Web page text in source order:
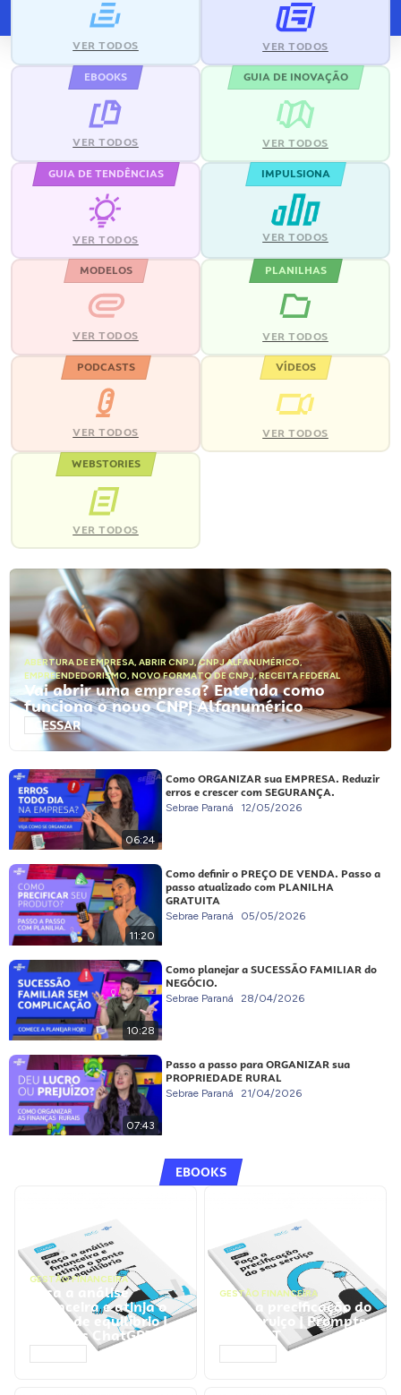
VER TODOS VER TODOS
EBOOKS
VER TODOS
GUIA DE INOVAÇÃO
VER TODOS
GUIA DE TENDÊNCIAS
VER TODOS
IMPULSIONA
VER TODOS
MODELOS
VER TODOS
PLANILHAS
VER TODOS
PODCASTS
VER TODOS
VÍDEOS
VER TODOS
WEBSTORIES
VER TODOS
ABERTURA DE EMPRESA, ABRIR CNPJ,CNPJ ALFANUMÉRICO,
EMPREENDEDORISMO, NOVO FORMATO DE CNPJ,RECEITA FEDERAL
Vai abrir uma empresa? Entenda como
funciona o novo CNPJ Alfanumérico
ACESSAR
06:24
Como ORGANIZAR sua EMPRESA. Reduzir
erros e crescer com SEGURANÇA.
Sebrae Paraná 12/05/2026
11:20
Como definir o PREÇO DE VENDA. Passo a
passo atualizado com PLANILHA
GRATUITA
Sebrae Paraná 05/05/2026
10:28
Como planejar a SUCESSÃO FAMILIAR do
NEGÓCIO.
Sebrae Paraná 28/04/2026
07:43
Passo a passo para ORGANIZAR sua
PROPRIEDADE RURAL
Sebrae Paraná 21/04/2026
EBOOKS
GESTÃO FINANCEIRA
Faça a análise
financeira e atinja o
ponto de equilíbrio |
Prompts ChatGPT
GESTÃO FINANCEIRA
Faça a precificação do
seu serviço | Prompts
ChatGPT